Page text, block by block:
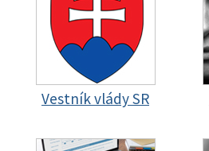
Vestník vlády SR